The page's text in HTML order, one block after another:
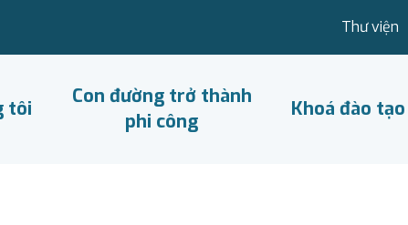
Thư viện
tôi
Con đường trở thành
phi công
Khoá đào tạo